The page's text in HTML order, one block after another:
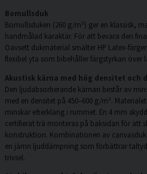
Bomullsduk
Bomullsduken (260 g/m²) ger en klassisk,
handmålad karaktär. För att bevara den
Oavsett dukmaterial smälter HP Latex-
flexibel yta som bibehåller färgstyrkan över
Akustisk kärna med hög densitet och
Den ljudabsorberande kärnan består av
med en densitet på 450–600 g/m².
minskar efterklang i rummet. En 4 mm
certifierat trä monteras på baksidan för att
konstruktion. Kombinationen av
en jämn ljuddämpning som förbättrar
trivsel.